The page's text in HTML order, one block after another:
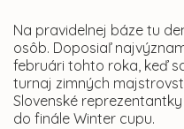
Na pravidelnej báze tu
osôb. Doposiaľ
februári tohto roka, keď
turnaj zimných
Slovenské
do finále Winter cupu.